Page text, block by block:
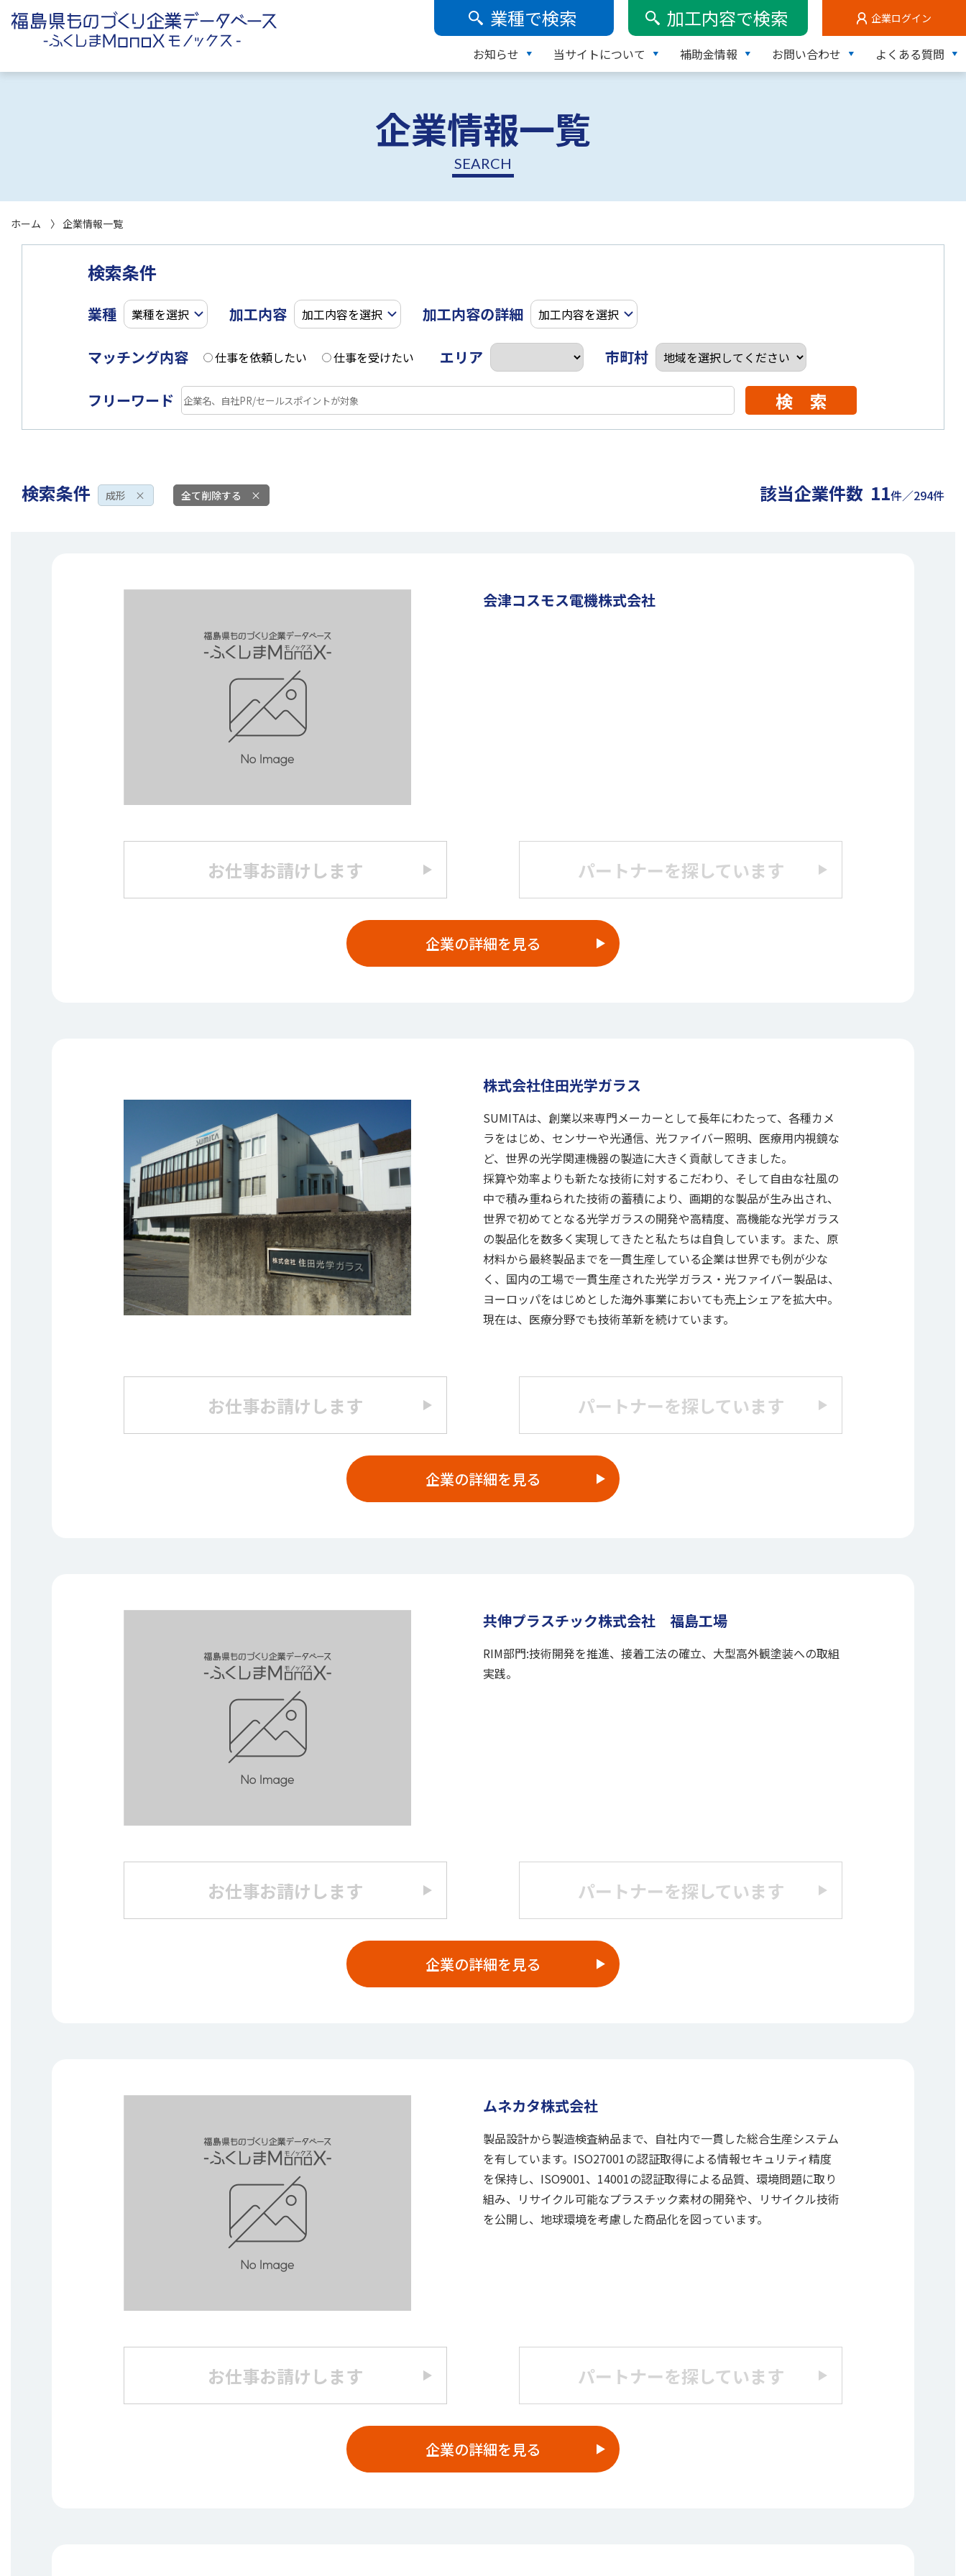
業種で検索 加工内容で検索 企業ログイン
お知らせ 当サイトについて 補助金情報 お問い合わせ よくある質問
企業情報一覧
SEARCH
ホーム 企業情報一覧
検索条件
業種 業種を選択 加工内容 加工内容を選択 加工内容の詳細 加工内容を選択
マッチング内容 仕事を依頼したい 仕事を受けたい エリア 市町村
フリーワード 検 索
検索条件 成形 × 全て削除する × 該当企業件数 11件／294件
会津コスモス電機株式会社
お仕事お請けします パートナーを探しています
企業の詳細を見る
株式会社住田光学ガラス
SUMITAは、創業以来専門メーカーとして長年にわたって、各種カメ
ラをはじめ、センサーや光通信、光ファイバー照明、医療用内視鏡な
ど、世界の光学関連機器の製造に大きく貢献してきました。
採算や効率よりも新たな技術に対するこだわり、そして自由な社風の
中で積み重ねられた技術の蓄積により、画期的な製品が生み出され、
世界で初めてとなる光学ガラスの開発や高精度、高機能な光学ガラス
の製品化を数多く実現してきたと私たちは自負しています。また、原
材料から最終製品までを一貫生産している企業は世界でも例が少な
く、国内の工場で一貫生産された光学ガラス・光ファイバー製品は、
ヨーロッパをはじめとした海外事業においても売上シェアを拡大中。
現在は、医療分野でも技術革新を続けています。
お仕事お請けします パートナーを探しています
企業の詳細を見る
共伸プラスチック株式会社 福島工場
RIM部門:技術開発を推進、接着工法の確立、大型高外観塗装への取組
実践。
お仕事お請けします パートナーを探しています
企業の詳細を見る
ムネカタ株式会社
製品設計から製造検査納品まで、自社内で一貫した総合生産システム
を有しています。ISO27001の認証取得による情報セキュリティ精度
を保持し、ISO9001、14001の認証取得による品質、環境問題に取り
組み、リサイクル可能なプラスチック素材の開発や、リサイクル技術
を公開し、地球環境を考慮した商品化を図っています。
お仕事お請けします パートナーを探しています
企業の詳細を見る